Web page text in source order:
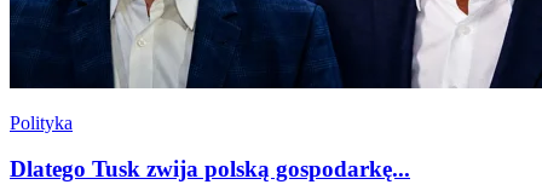
Polityka
Dlatego Tusk zwija polską gospodarkę...